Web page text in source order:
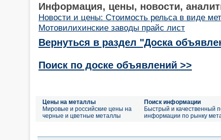
Информация, цены, новости,
Новости и цены: Стоимость рельса в виде
Мотовилихинские заводы прайс лист
Вернуться в раздел "Доска
Поиск по доске объявлений >>
Цены на металлы
Мировые и российские цены на
черные и цветные металлы
Поиск информации
Быстрый и качественный
информации по рынку